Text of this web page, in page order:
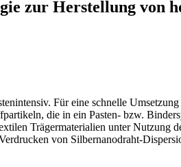
zur Herstellung von
Für eine schnelle
die in ein Pasten- bzw.
Trägermaterialien unter Nutzung
von Silbernanodraht-